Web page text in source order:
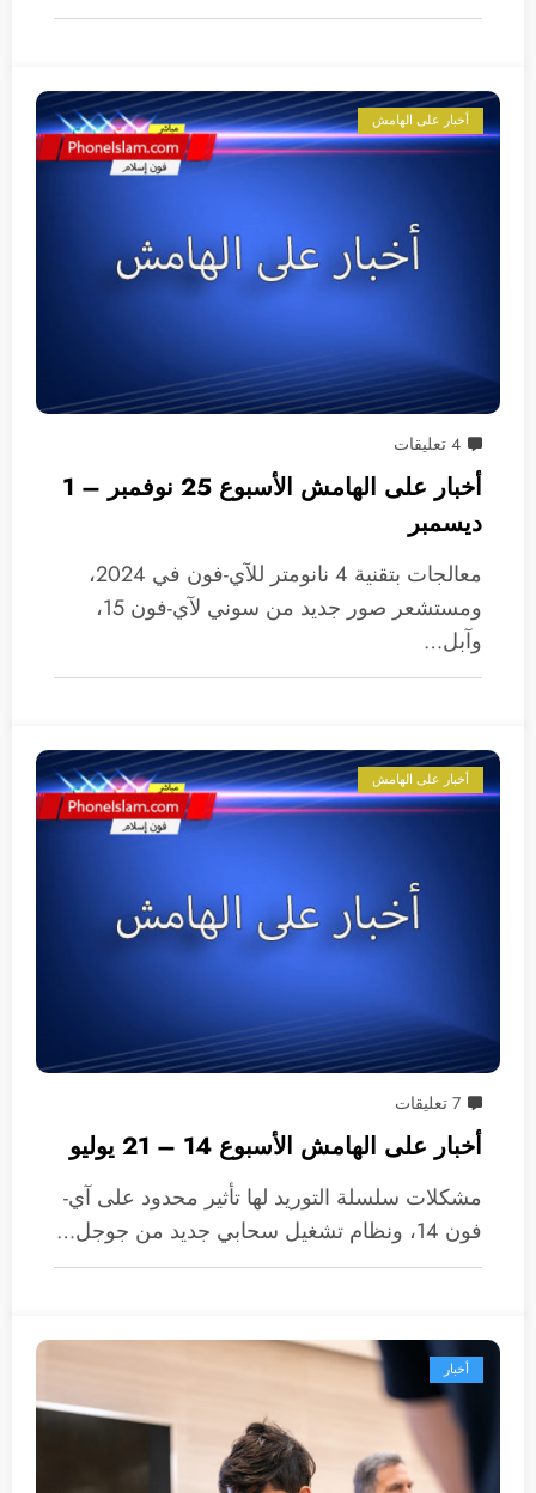
أخبار على الهامش
4 تعليقات
أخبار على الهامش الأسبوع 25 نوفمبر – 1
ديسمبر
معالجات بتقنية 4 نانومتر للآي-فون في 2024،
ومستشعر صور جديد من سوني لآي-فون 15،
وآبل…
أخبار على الهامش
7 تعليقات
أخبار على الهامش الأسبوع 14 – 21 يوليو
مشكلات سلسلة التوريد لها تأثير محدود على آي-
فون 14، ونظام تشغيل سحابي جديد من جوجل…
أخبار